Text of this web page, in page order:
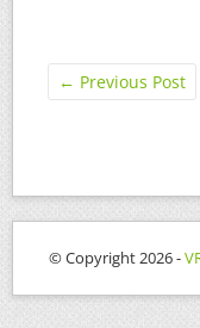
← Previous Post
© Copyright 2026 -